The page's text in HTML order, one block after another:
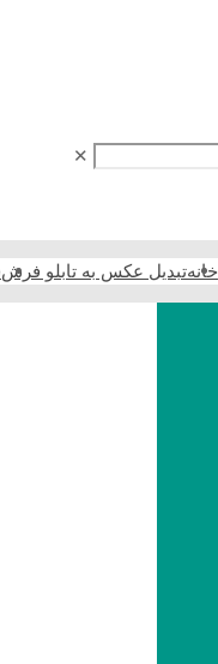
✕
خانهتبدیل عکس به تابلو فرش